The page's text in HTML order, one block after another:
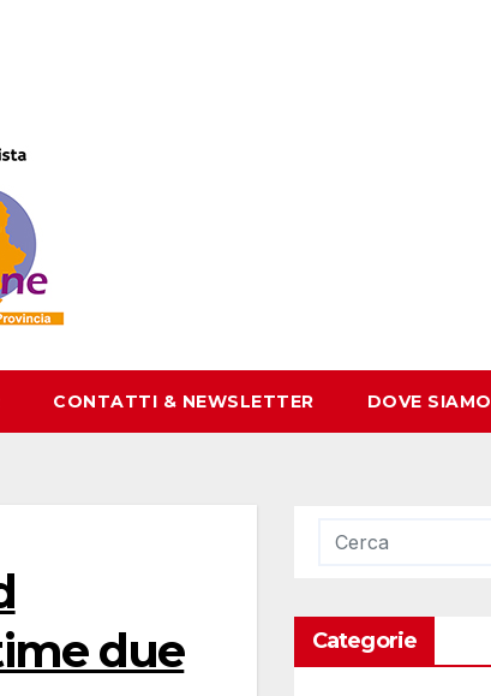
CONTATTI & NEWSLETTER DOVE SIAMO
due
Categorie